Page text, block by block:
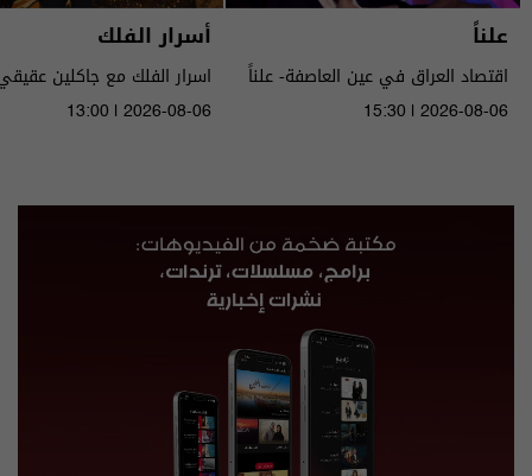
علناً
اقتصاد العراق في عين العاصفة- علناً
م٥ - الحلقة ٨ | الموسم ٥
15:30 | 2026-08-06
أسرار الفلك
الى ١٤ آب ٢٠٢٦ | 2026
13:00 | 2026-08-06